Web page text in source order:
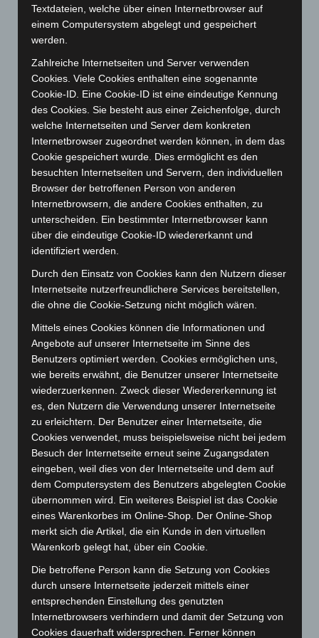
November 2025(114)
Oktober 2025
(112)
August 2025(90)
Juli 2025(90)
Juni 2025(103)
Mai 2025(112)
April 2025(88)
März 2025
(111)
Februar 2025(96)
Januar 2025(88)
Dezember 2024(89)
November 2024
(94)
Oktober 2024(93)
September 2024(112)
August 2024(107)
Juli 2024
Juni 2024(107)
Mai 2024(149)
April 2024(102)
März 2024(103)
Februar 2024 (103)
Januar 2024(111)
Dezember 2023(130)
November 2023 (130)
Oktober 2023(114)
September 2023(133)
August 2023(134)
Juli 2023
(118)
Juni 2023(142)
Textdateien, welche über einen Internetbrowser auf
einem Computersystem abgelegt und gespeichert
werden.
Zahlreiche Internetseiten und Server verwenden
Cookies. Viele Cookies enthalten eine sogenannte
Cookie-ID. Eine Cookie-ID ist eine eindeutige Kennung
des Cookies. Sie besteht aus einer Zeichenfolge, durch
welche Internetseiten und Server dem konkreten
Internetbrowser zugeordnet werden können, in dem das
Cookie gespeichert wurde. Dies ermöglicht es den
besuchten Internetseiten und Servern, den individuellen
Browser der betroffenen Person von anderen
Internetbrowsern, die andere Cookies enthalten, zu
unterscheiden. Ein bestimmter Internetbrowser kann
über die eindeutige Cookie-ID wiedererkannt und
identifiziert werden.
Durch den Einsatz von Cookies kann den Nutzern dieser
Internetseite nutzerfreundlichere Services bereitstellen,
die ohne die Cookie-Setzung nicht möglich wären.
Mittels eines Cookies können die Informationen und
Angebote auf unserer Internetseite im Sinne des
Benutzers optimiert werden. Cookies ermöglichen uns,
wie bereits erwähnt, die Benutzer unserer Internetseite
wiederzuerkennen. Zweck dieser Wiedererkennung ist
es, den Nutzern die Verwendung unserer Internetseite
zu erleichtern. Der Benutzer einer Internetseite, die
Cookies verwendet, muss beispielsweise nicht bei jedem
Besuch der Internetseite erneut seine Zugangsdaten
eingeben, weil dies von der Internetseite und dem auf
dem Computersystem des Benutzers abgelegten Cookie
übernommen wird. Ein weiteres Beispiel ist das Cookie
eines Warenkorbes im Online-Shop. Der Online-Shop
merkt sich die Artikel, die ein Kunde in den virtuellen
Warenkorb gelegt hat, über ein Cookie.
Die betroffene Person kann die Setzung von Cookies
durch unsere Internetseite jederzeit mittels einer
entsprechenden Einstellung des genutzten
Internetbrowsers verhindern und damit der Setzung von
Cookies dauerhaft widersprechen. Ferner können